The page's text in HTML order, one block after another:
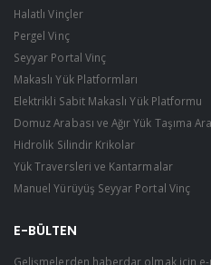
Halatlı Vinçler
Pergel Vinç
Seyyar Portal Vinç
Makaslı Yük Platformları
Elektrikli Sabit Makaslı Yük Platformu
Domuz Arabası ve Ağır Yük Taşıma
Hidrolik Silindir Krikolar
Yük Traversleri ve Kantarmalar
Manuel Yürüyüş Seyyar Portal Vinç
E-BÜLTEN
Gelişmelerden haberdar olmak için e-